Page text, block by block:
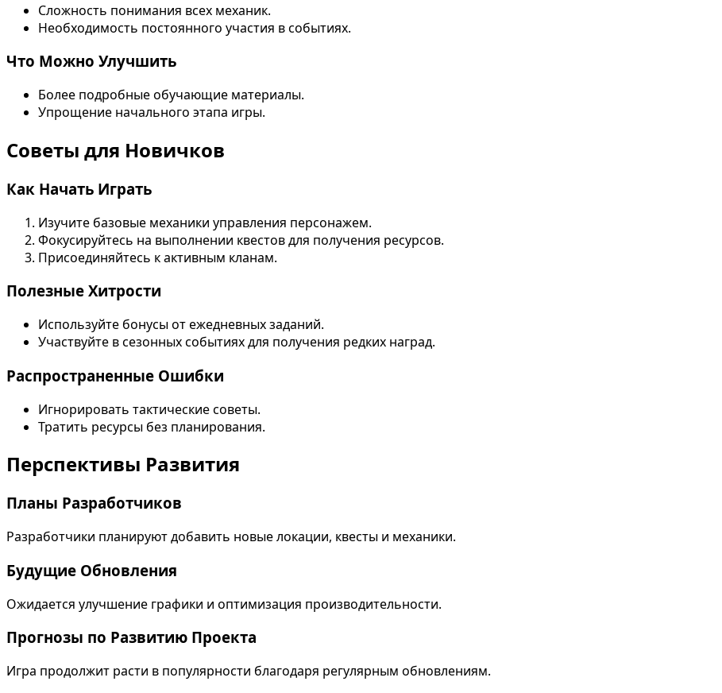
Сложность понимания всех механик.
Необходимость постоянного участия в событиях.
Что Можно Улучшить
Более подробные обучающие материалы.
Упрощение начального этапа игры.
Советы для Новичков
Как Начать Играть
Изучите базовые механики управления персонажем.
Фокусируйтесь на выполнении квестов для получения ресурсов.
Присоединяйтесь к активным кланам.
Полезные Хитрости
Используйте бонусы от ежедневных заданий.
Участвуйте в сезонных событиях для получения редких наград.
Распространенные Ошибки
Игнорировать тактические советы.
Тратить ресурсы без планирования.
Перспективы Развития
Планы Разработчиков
Разработчики планируют добавить новые локации, квесты и механики.
Будущие Обновления
Ожидается улучшение графики и оптимизация производительности.
Прогнозы по Развитию Проекта
Игра продолжит расти в популярности благодаря регулярным обновлениям.